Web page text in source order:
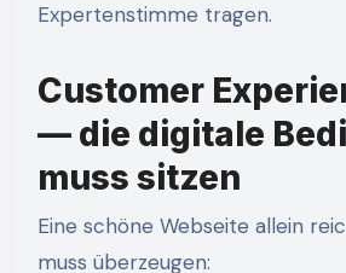
Expertenstimme tragen.
Customer
— die digitale
muss sitzen
Eine schöne Webseite allein
muss überzeugen: